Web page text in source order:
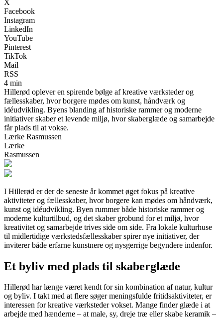
X
Facebook
Instagram
LinkedIn
YouTube
Pinterest
TikTok
Mail
RSS
4 min
Hillerød oplever en spirende bølge af kreative værksteder og
fællesskaber, hvor borgere mødes om kunst, håndværk og
idéudvikling. Byens blanding af historiske rammer og moderne
initiativer skaber et levende miljø, hvor skaberglæde og samarbejde
får plads til at vokse.
Lærke Rasmussen
Lærke
Rasmussen
I Hillerød er der de seneste år kommet øget fokus på kreative
aktiviteter og fællesskaber, hvor borgere kan mødes om håndværk,
kunst og idéudvikling. Byen rummer både historiske rammer og
moderne kulturtilbud, og det skaber grobund for et miljø, hvor
kreativitet og samarbejde trives side om side. Fra lokale kulturhuse
til midlertidige værkstedsfællesskaber spirer nye initiativer, der
inviterer både erfarne kunstnere og nysgerrige begyndere indenfor.
Et byliv med plads til skaberglæde
Hillerød har længe været kendt for sin kombination af natur, kultur
og byliv. I takt med at flere søger meningsfulde fritidsaktiviteter, er
interessen for kreative værksteder vokset. Mange finder glæde i at
arbejde med hænderne – at male, sy, dreje træ eller skabe keramik –